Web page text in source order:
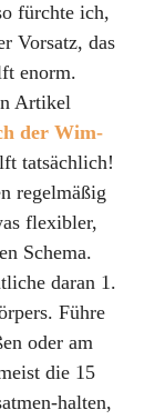
fürchte ich,
Vorsatz, das
enorm.
Artikel
der Wim-
tatsächlich!
regelmäßig
flexibler,
Schema.
daran 1.
Führe
oder am
die 15
halten,